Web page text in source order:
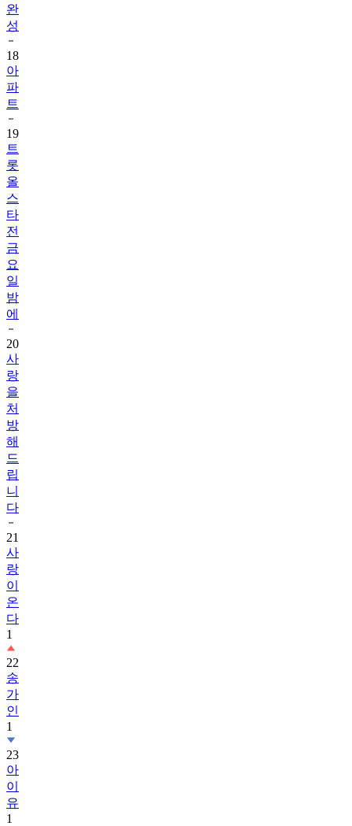
완
성
18
아
파
트
19
트
롯
올
스
타
전
금
요
일
밤
에
20
사
랑
을
처
방
해
드
립
니
다
21
사
랑
이
온
다
1
22
송
가
인
1
23
아
이
유
1